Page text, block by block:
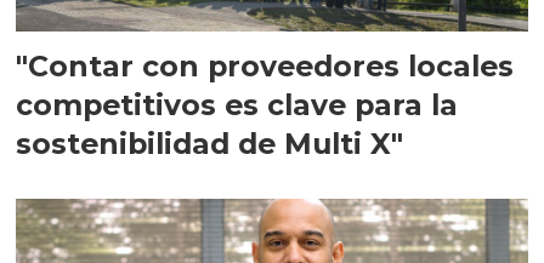
"Contar con proveedores locales
competitivos es clave para la
sostenibilidad de Multi X"